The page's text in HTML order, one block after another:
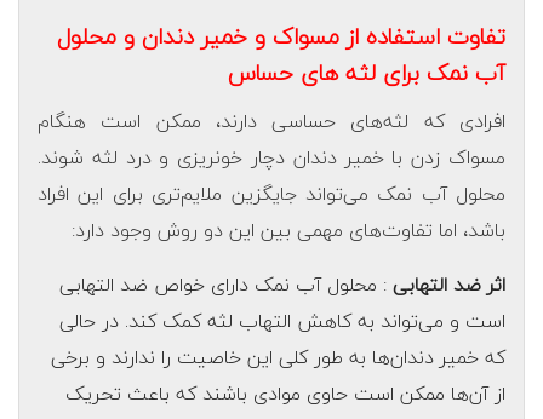
تفاوت استفاده از مسواک و خمیر دندان و محلول
آب نمک برای لثه های حساس
افرادی که لثه‌های حساسی دارند، ممکن است هنگام
مسواک زدن با خمیر دندان دچار خونریزی و درد لثه شوند.
محلول آب نمک می‌تواند جایگزین ملایم‌تری برای این افراد
باشد، اما تفاوت‌های مهمی بین این دو روش وجود دارد:
اثر ضد التهابی: محلول آب نمک دارای خواص ضد التهابی
است و می‌تواند به کاهش التهاب لثه کمک کند. در حالی
که خمیر دندان‌ها به طور کلی این خاصیت را ندارند و برخی
از آن‌ها ممکن است حاوی موادی باشند که باعث تحریک